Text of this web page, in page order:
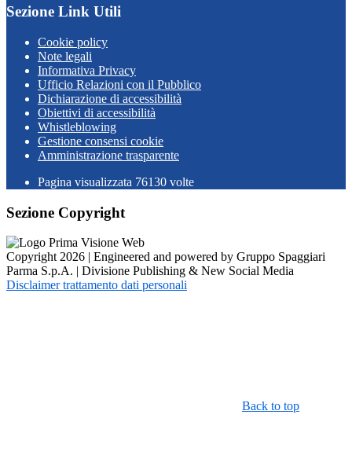
Sezione Link Utili
Cookie policy
Note legali
Informativa Privacy
Ufficio Relazioni con il Pubblico
Dichiarazione di accessibilità
Obiettivi di accessibilità
Whistleblowing
Gestione consensi cookie
Amministrazione trasparente
Pagina visualizzata 76130 volte
Sezione Copyright
Copyright 2026 | Engineered and powered by Gruppo Spaggiari
Parma S.p.A. | Divisione Publishing & New Social Media
Disclaimer trattamento dati personali
Back to top